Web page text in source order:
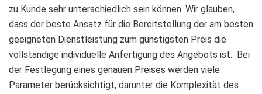
zu Kunde sehr unterschiedlich sein können. Wir glauben,
dass der beste Ansatz für die Bereitstellung der am besten
geeigneten Dienstleistung zum günstigsten Preis die
vollständige individuelle Anfertigung des Angebots ist. Bei
der Festlegung eines genauen Preises werden viele
Parameter berücksichtigt, darunter die Komplexität des